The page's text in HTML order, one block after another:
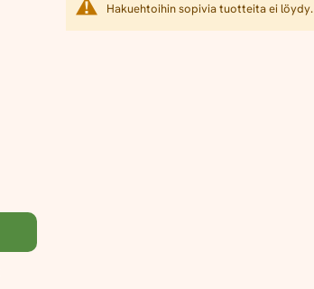
Hakuehtoihin sopivia tuotteita ei löydy.